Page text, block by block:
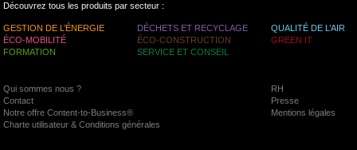
Découvrez tous les produits par secteur :
GESTION DE L’ÉNERGIE DÉCHETS ET RECYCLAGE
QUALITÉ DE L’AIR
ÉCO-MOBILITÉ
ÉCO-CONSTRUCTION
GREEN IT
FORMATION
SERVICE ET CONSEIL
Qui sommes nous ?
RH
Contact
Presse
Notre offre Content-to-Business®
Mentions légales
Charte utilisateur & Conditions générales